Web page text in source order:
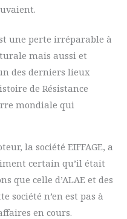
une perte irréparable à
mais aussi et
des derniers lieux
de Résistance
mondiale qui
la société EIFFAGE, a
certain qu’il était
que celle d’ALAE et des
société n’en est pas à
en cours.